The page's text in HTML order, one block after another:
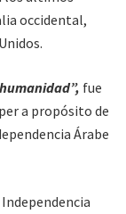
occidental,
fue
a propósito de
Árabe